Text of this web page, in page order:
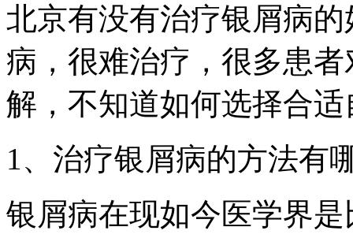
北京有没有治疗银屑病
病，很难治疗，很多患
解，不知道如何选择合
1、治疗银屑病的方法有
银屑病在现如今医学界